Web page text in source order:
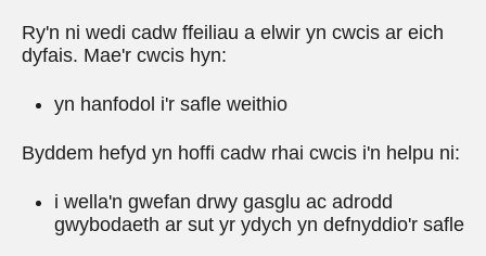
Ry'n ni wedi cadw ffeiliau a elwir yn cwcis ar eich
dyfais. Mae'r cwcis hyn:
yn hanfodol i'r safle weithio
Byddem hefyd yn hoffi cadw rhai cwcis i'n helpu ni:
i wella'n gwefan drwy gasglu ac adrodd
gwybodaeth ar sut yr ydych yn defnyddio'r safle